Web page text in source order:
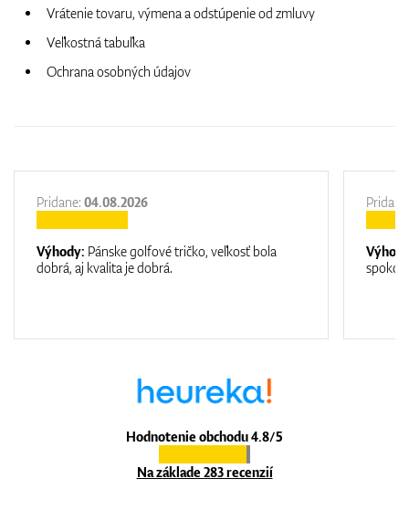
Vrátenie tovaru, výmena a odstúpenie od zmluvy
Veľkostná tabuľka
Ochrana osobných údajov
Hodnotenie obchodu 4.8/5
Na základe 283 recenzií
Pridane: 04.08.2026
Výhody: Pánske golfové tričko, veľkosť bola
dobrá, aj kvalita je dobrá.